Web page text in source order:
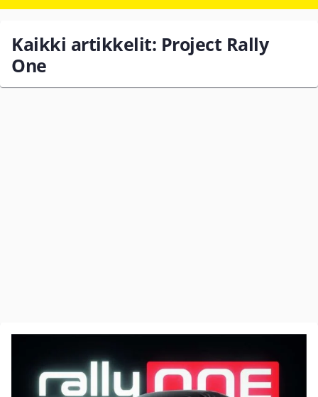
Kaikki artikkelit: Project Rally
One